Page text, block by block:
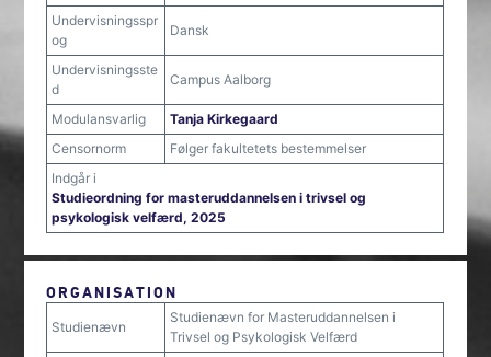
Undervisningsspr
og
Dansk
Undervisningsste
d
Campus Aalborg
Modulansvarlig
Tanja Kirkegaard
Censornorm
Følger fakultetets bestemmelser
Indgår i
Studieordning for masteruddannelsen i trivsel og
psykologisk velfærd, 2025
ORGANISATION
Studienævn
Studienævn for Masteruddannelsen i
Trivsel og Psykologisk Velfærd